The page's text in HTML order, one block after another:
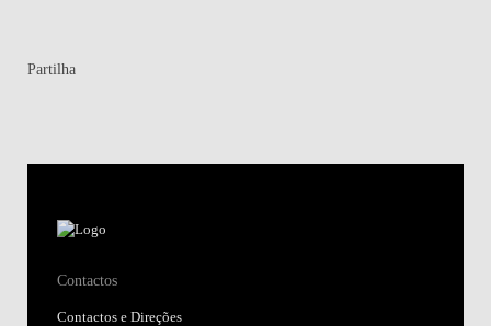
Partilha
Contactos
Contactos e Direções